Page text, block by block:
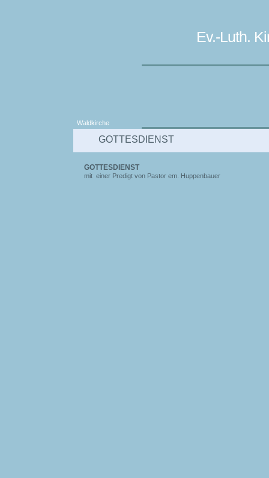
Ev.-Luth.
Waldkirche
GOTTESDIENST
GOTTESDIENST
mit einer Predigt von Pastor em. Huppenbauer